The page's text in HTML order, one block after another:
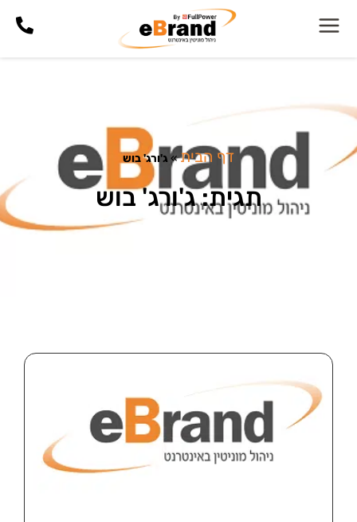
דף הבית» ג'ורג' בוש
תגית: ג'ורג' בוש